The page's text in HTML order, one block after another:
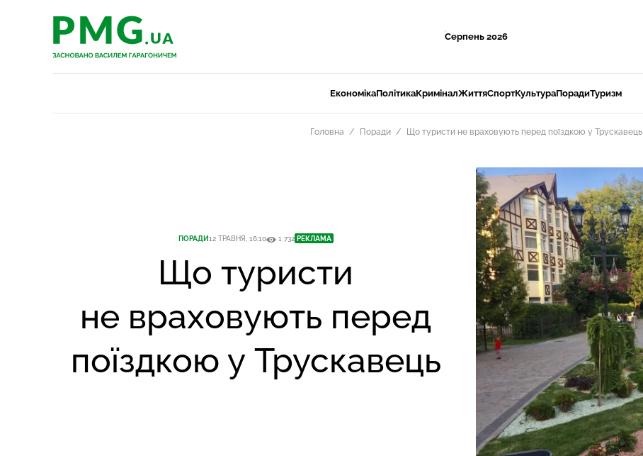
PMG.ua
Серпень 2026
PMG.ua
ЕкономікаПолітикаКриміналЖиттяСпортКультураПорадиТуризм
Головна Поради Що туристи не враховують перед поїздкою у Трускавець
ПОРАДИ12 ТРАВНЯ, 16:10 1 732 РЕКЛАМА
Що туристи
не враховують перед
поїздкою у Трускавець